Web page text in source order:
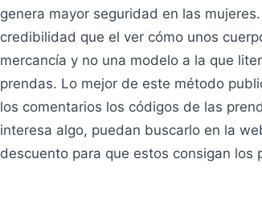
genera mayor seguridad en las
credibilidad que el ver cómo unos
mercancía y no una modelo a la que
prendas. Lo mejor de este método
los comentarios los códigos de las
interesa algo, puedan buscarlo en la
descuento para que estos consigan los